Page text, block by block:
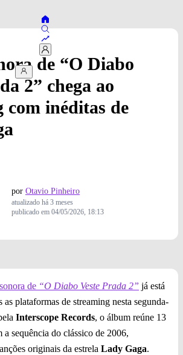
de “O Diabo
2” chega ao
com inéditas de
por Otavio Pinheiro
atualizado há 3 meses
publicado em 04/05/2026, 18:13
de “O Diabo Veste Prada 2” já está
plataformas de streaming nesta segunda-
Interscope Records, o álbum reúne 13
a sequência do clássico de 2006,
originais da estrela Lady Gaga.